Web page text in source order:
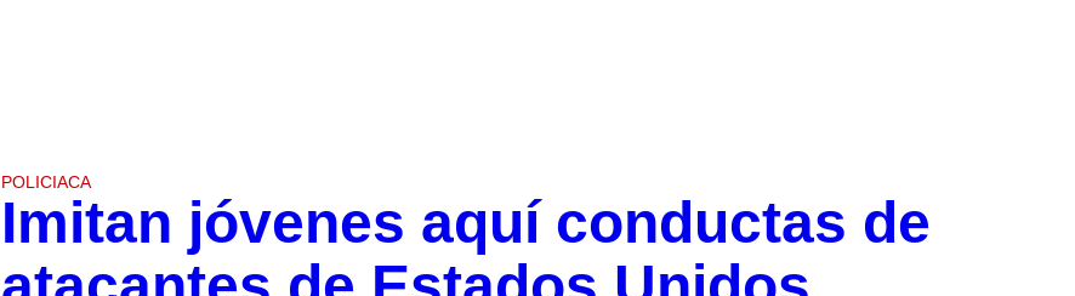
POLICIACA
Imitan jóvenes aquí conductas de